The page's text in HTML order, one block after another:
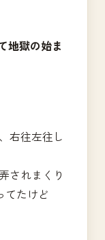
地獄の始ま
右往左往し
されまくり
てたけど